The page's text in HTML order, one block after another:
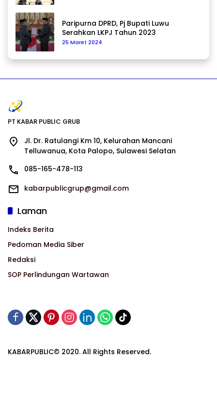
Paripurna DPRD, Pj Bupati Luwu
Serahkan LKPJ Tahun 2023
25 Maret 2024
PT KABAR PUBLIC GRUB
Jl. Dr. Ratulangi Km 10, Kelurahan Mancani
Telluwanua, Kota Palopo, Sulawesi Selatan
085-165-478-113
kabarpublicgrup@gmail.com
Laman
Indeks Berita
Pedoman Media Siber
Redaksi
SOP Perlindungan Wartawan
KABARPUBLIC© 2020. All Rights Reserved.